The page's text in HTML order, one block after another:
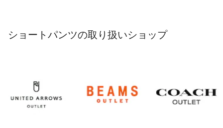
ショートパンツの取り扱いショップ